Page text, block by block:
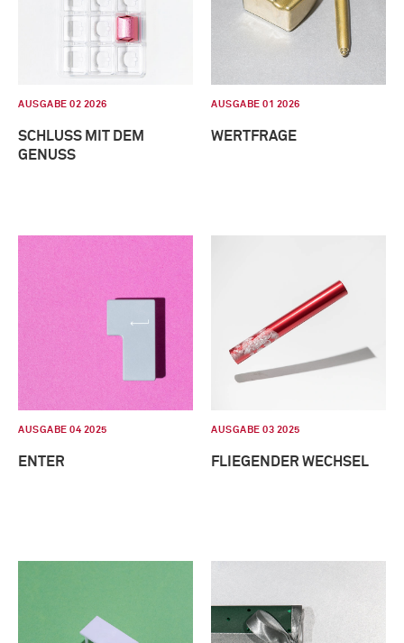
AUSGABE 02 2026
SCHLUSS MIT DEM
GENUSS
AUSGABE 01 2026
WERTFRAGE
AUSGABE 04 2025
ENTER
AUSGABE 03 2025
FLIEGENDER WECHSEL